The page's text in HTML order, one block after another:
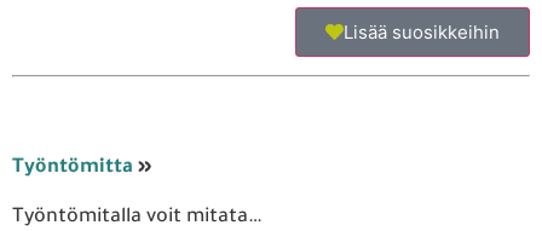
Lisää suosikkeihin
Työntömitta »
Työntömitalla voit mitata…